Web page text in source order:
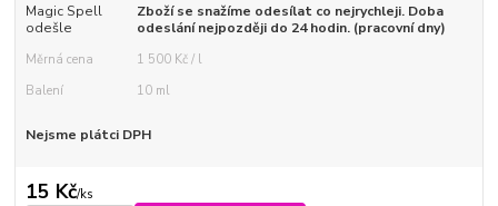
Magic Spell
odešle
Zboží se snažíme odesílat co nejrychleji. Doba
odeslání nejpozději do 24 hodin. (pracovní dny)
Měrná cena
1 500 Kč / l
Balení
10 ml
Nejsme plátci DPH
15 Kč/ks